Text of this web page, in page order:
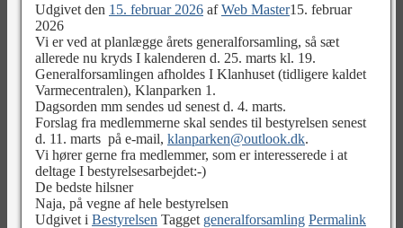
Udgivet den 15. februar 2026 afWeb Master15. februar
2026
Vi er ved at planlægge årets generalforsamling, så sæt
allerede nu kryds I kalenderen d. 25. marts kl. 19.
Generalforsamlingen afholdes I Klanhuset (tidligere kaldet
Varmecentralen), Klanparken 1.
Dagsorden mm sendes ud senest d. 4. marts.
Forslag fra medlemmerne skal sendes til bestyrelsen senest
d. 11. marts på e-mail, klanparken@outlook.dk.
Vi hører gerne fra medlemmer, som er interesserede i at
deltage I bestyrelsesarbejdet:-)
De bedste hilsner
Naja, på vegne af hele bestyrelsen
Udgivet i Bestyrelsen Tagget generalforsamling Permalink